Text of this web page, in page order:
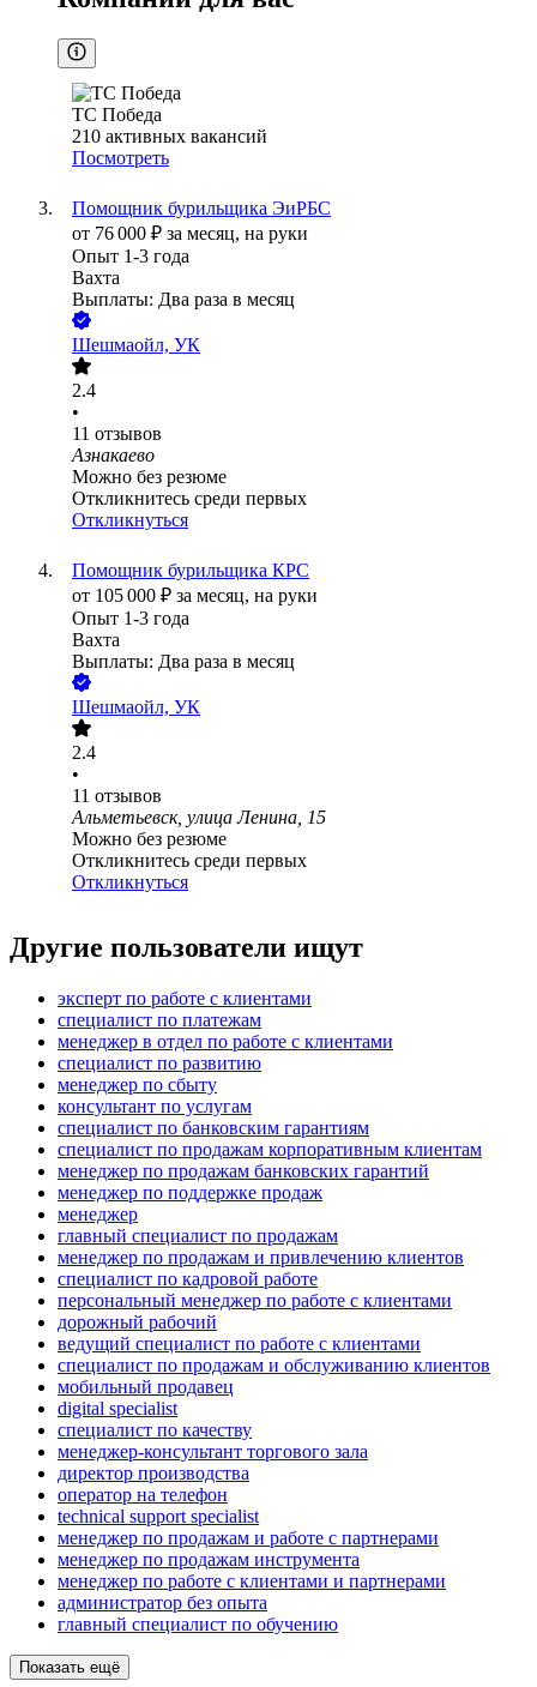
ТС Победа
210 активных вакансий
Посмотреть
Помощник бурильщика ЭиРБС
от 76 000 ₽ за месяц, на руки
Опыт 1-3 года
Вахта
Выплаты: Два раза в месяц
Шешмаойл, УК
2.4
•
11 отзывов
Азнакаево
Можно без резюме
Откликнитесь среди первых
Откликнуться
Помощник бурильщика КРС
от 105 000 ₽ за месяц, на руки
Опыт 1-3 года
Вахта
Выплаты: Два раза в месяц
Шешмаойл, УК
2.4
•
11 отзывов
Альметьевск, улица Ленина, 15
Можно без резюме
Откликнитесь среди первых
Откликнуться
Другие пользователи ищут
эксперт по работе с клиентами
специалист по платежам
менеджер в отдел по работе с клиентами
специалист по развитию
менеджер по сбыту
консультант по услугам
специалист по банковским гарантиям
специалист по продажам корпоративным клиентам
менеджер по продажам банковских гарантий
менеджер по поддержке продаж
менеджер
главный специалист по продажам
менеджер по продажам и привлечению клиентов
специалист по кадровой работе
персональный менеджер по работе с клиентами
дорожный рабочий
ведущий специалист по работе с клиентами
специалист по продажам и обслуживанию клиентов
мобильный продавец
digital specialist
специалист по качеству
менеджер-консультант торгового зала
директор производства
опeрaтoр нa тeлeфoн
technical support specialist
менеджер по продажам и работе с партнерами
менеджер по продажам инструмента
менеджер по работе с клиентами и партнерами
администратор без опыта
главный специалист по обучению
Показать ещё